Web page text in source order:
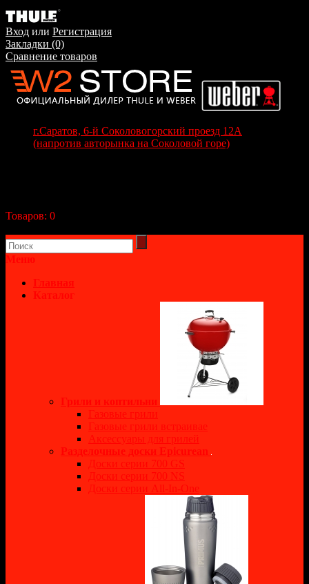
Вход или Регистрация
Закладки (0)
Сравнение товаров
г.Саратов, 6-й Соколовогорский проезд 12А
(напротив авторынка на Соколовой горе)
Товаров: 0
Меню
Главная
Каталог
Грили и коптильни
Газовые грили
Газовые грили встраивае
Аксессуары для грилей
Разделочные доски Epicurean
Доски серии 700 GS
Доски серии 700 NS
Доски серии All-In-One